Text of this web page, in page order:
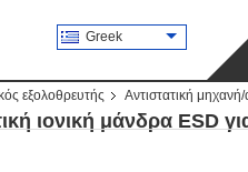
Greek
εξολοθρευτής Αντιστατική
ιονική μάνδρα ESD